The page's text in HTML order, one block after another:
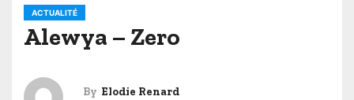
ACTUALITÉ
Alewya – Zero
By Elodie Renard